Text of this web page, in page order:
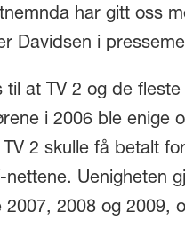
har gitt oss
Davidsen i
til at TV 2 og de
i 2006 ble enige
2 skulle få betalt
nettene. Uenigheten
2007, 2008 og 2009,